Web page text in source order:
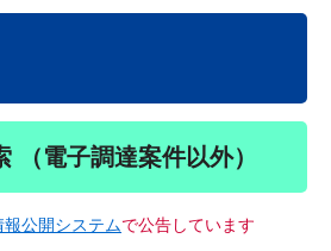
（電子調達案件以外）
報公開システムで公告しています